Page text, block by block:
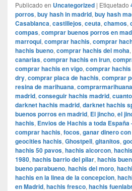
Publicado en Uncategorized | Etiquetado
porros, buy hash in madrid, buy hash
Casablanca, castillejos, ceuta, chamos,
compas, comprar buenos porros en
marroqui, comprar hachis, comprar
hachis bueno, comprar hachis del moha,
canarias, comprar hachis en irun,
comprar hachis en vigo, comprar
dry, comprar placa de hachis, comprar
resina de marihuana, comprarmarihuana
madrid, conseguir hachis madrid,
darknet hachis madrid, darknet hachis
buenos porros en madrid, El jincho, el
hachis, Envios de Hachis a toda
comprar hachis, focos, ganar dinero
geocities hachis, Ghostpell, gitanitos,
hachis 50 pavos, hachis alcorcon,
1980, hachis barrio del pilar, hachis
bueno parabueno, hachis del moro,
hachis en la linea de la concepcion,
en Madrid, hachis fresco, hachis